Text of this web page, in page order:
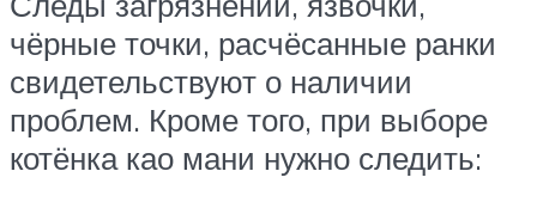
чёрные точки, расчёсанные ранки
свидетельствуют о наличии
проблем. Кроме того, при выборе
котёнка као мани нужно следить: